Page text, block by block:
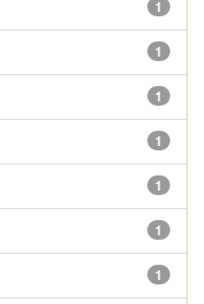
1
1
1
1
1
1
1